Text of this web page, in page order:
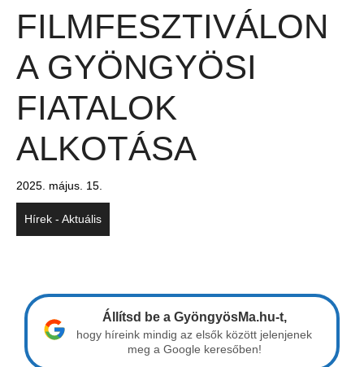
FILMFESZTIVÁLON
A GYÖNGYÖSI
FIATALOK
ALKOTÁSA
2025. május. 15.
Hírek - Aktuális
Állítsd be a GyöngyösMa.hu-t,
hogy híreink mindig az elsők között jelenjenek
meg a Google keresőben!